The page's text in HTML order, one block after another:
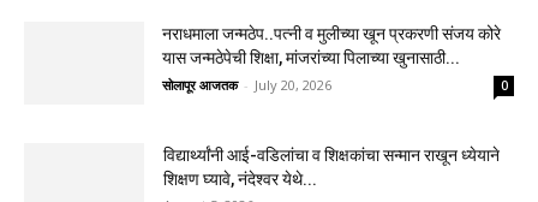
नराधमाला जन्मठेप..पत्नी व मुलीच्या खून प्रकरणी संजय कोरे
यास जन्मठेपेची शिक्षा, मांजरांच्या पिलाच्या खुनासाठी...
सोलापूर आजतक - July 20, 2026 0
विद्यार्थ्यांनी आई-वडिलांचा व शिक्षकांचा सन्मान राखून ध्येयाने
शिक्षण घ्यावे, नंदेश्वर येथे...